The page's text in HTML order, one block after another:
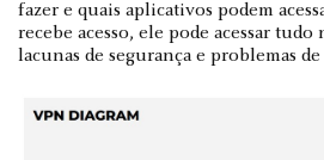
fazer e quais aplicativos podem
recebe acesso, ele pode acessar tudo
lacunas de segurança e problemas